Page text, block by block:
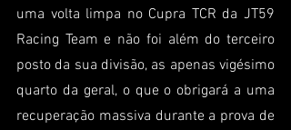
uma volta limpa no Cupra TCR da JT59
Racing Team e não foi além do terceiro
posto da sua divisão, as apenas vigésimo
quarto da geral, o que o obrigará a uma
recuperação massiva durante a prova de